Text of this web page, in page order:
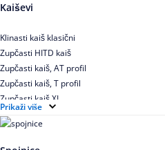
Kaiševi
Klinasti kaiš klasični
Zupčasti HITD kaiš
Zupčasti kaiš, AT profil
Zupčasti kaiš, T profil
Zupčasti kaiš XL
Zupčasti STD kaiš
Uskoprofilno klinasto remenje
Uskoprofilno klinasto remenje spojeno
Prikaži više